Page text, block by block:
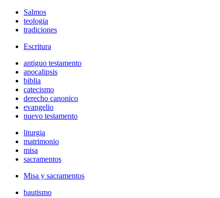
Salmos
teologia
tradiciones
Escritura
antiguo testamento
apocalipsis
biblia
catecismo
derecho canonico
evangelio
nuevo testamento
liturgia
matrimonio
misa
sacramentos
Misa y sacramentos
bautismo